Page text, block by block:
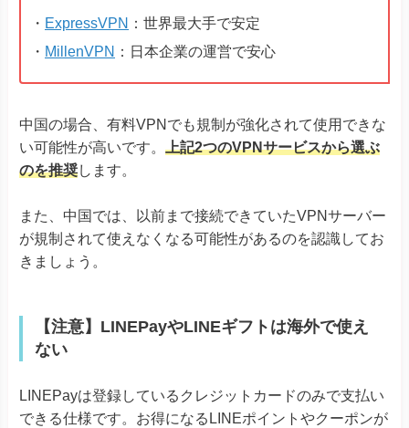
・ ExpressVPN ：世界最大手で安定
・ MillenVPN ：日本企業の運営で安心
中国の場合、有料VPNでも規制が強化されて使用できな
い可能性が高いです。 上記2つのVPNサービスから選ぶ
のを推奨します。
また、中国では、以前まで接続できていたVPNサーバー
が規制されて使えなくなる可能性があるのを認識してお
きましょう。
【注意】LINEPayやLINEギフトは海外で使え
ない
LINEPayは登録しているクレジットカードのみで支払い
できる仕様です。お得になるLINEポイントやクーポンが